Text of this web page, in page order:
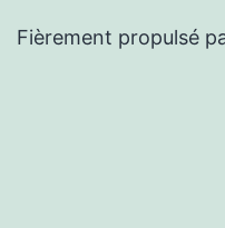
Fièrement propulsé